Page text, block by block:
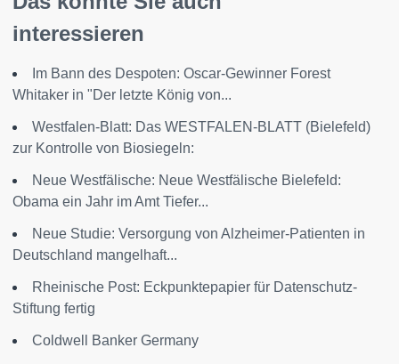
interessieren
Im Bann des Despoten: Oscar-Gewinner Forest
Whitaker in "Der letzte König von...
Westfalen-Blatt: Das WESTFALEN-BLATT (Bielefeld)
zur Kontrolle von Biosiegeln:
Neue Westfälische: Neue Westfälische Bielefeld:
Obama ein Jahr im Amt Tiefer...
Neue Studie: Versorgung von Alzheimer-Patienten in
Deutschland mangelhaft...
Rheinische Post: Eckpunktepapier für Datenschutz-
Stiftung fertig
Coldwell Banker Germany